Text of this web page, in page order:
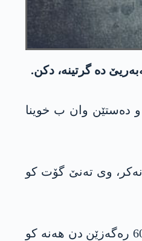
دە گرتینە، دکن.
و دەستێن وان ب خوینا
نەکر، وی تەنێ گۆت کو
ل گۆری دانەیێن رێڤەبەریا خوەسەر، د گرتیگەهێن رێڤەبەریا خوەسەر دە 15 هەزار گرتیێن ب تاوانا تەرۆرێ یێن سووری و زێدەتر ژ 60 رەگەزێن دن هەنە کو